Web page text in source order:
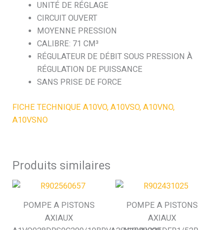
UNITÉ DE RÉGLAGE
CIRCUIT OUVERT
MOYENNE PRESSION
CALIBRE: 71 CM³
RÉGULATEUR DE DÉBIT SOUS PRESSION À
RÉGULATION DE PUISSANCE
SANS PRISE DE FORCE
FICHE TECHNIQUE A10VO, A10VSO, A10VNO,
A10VSNO
Produits similaires
POMPE A PISTONS
AXIAUX
POMPE A PISTONS
AXIAUX